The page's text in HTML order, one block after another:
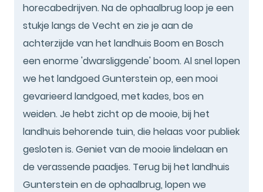
horecabedrijven. Na de ophaalbrug loop je een
stukje langs de Vecht en zie je aan de
achterzijde van het landhuis Boom en Bosch
een enorme 'dwarsliggende' boom. Al snel lopen
we het landgoed Gunterstein op, een mooi
gevarieerd landgoed, met kades, bos en
weiden. Je hebt zicht op de mooie, bij het
landhuis behorende tuin, die helaas voor publiek
gesloten is. Geniet van de mooie lindelaan en
de verassende paadjes. Terug bij het landhuis
Gunterstein en de ophaalbrug, lopen we